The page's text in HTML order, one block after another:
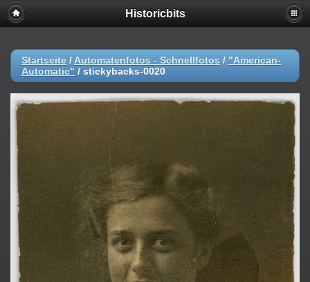
Historicbits
Startseite / Automatenfotos - Schnellfotos / "American-
Automatic" / stickybacks-0020